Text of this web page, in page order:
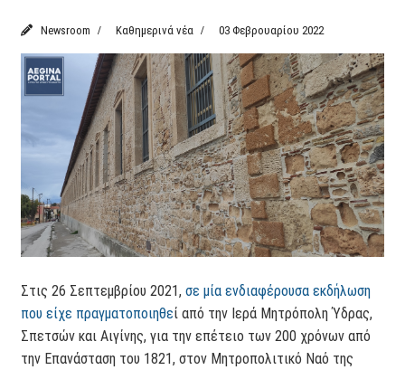
Newsroom Καθημερινά νέα 03 Φεβρουαρίου 2022
Στις 26 Σεπτεμβρίου 2021,σε μία ενδιαφέρουσα εκδήλωση
που είχε πραγματοποιηθεί από την Ιερά Μητρόπολη Ύδρας,
Σπετσών και Αιγίνης, για την επέτειο των 200 χρόνων από
την Επανάσταση του 1821, στον Μητροπολιτικό Ναό της